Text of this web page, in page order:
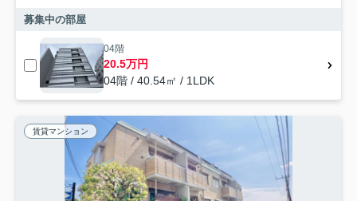
募集中の部屋
04階
20.5万円
04階 / 40.54㎡ / 1LDK
賃貸マンション